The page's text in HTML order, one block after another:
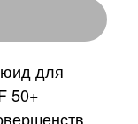
для
50+